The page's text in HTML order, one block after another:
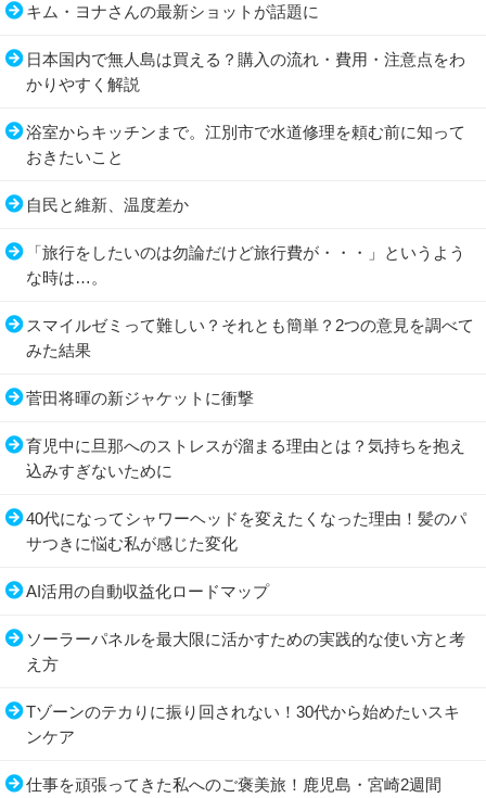
キム・ヨナさんの最新ショットが話題に
日本国内で無人島は買える？購入の流れ・費用・注意点をわ
かりやすく解説
浴室からキッチンまで。江別市で水道修理を頼む前に知って
おきたいこと
自民と維新、温度差か
「旅行をしたいのは勿論だけど旅行費が・・・」というよう
な時は…。
スマイルゼミって難しい？それとも簡単？2つの意見を調べて
みた結果
菅田将暉の新ジャケットに衝撃
育児中に旦那へのストレスが溜まる理由とは？気持ちを抱え
込みすぎないために
40代になってシャワーヘッドを変えたくなった理由！髪のパ
サつきに悩む私が感じた変化
AI活用の自動収益化ロードマップ
ソーラーパネルを最大限に活かすための実践的な使い方と考
え方
Tゾーンのテカりに振り回されない！30代から始めたいスキ
ンケア
仕事を頑張ってきた私へのご褒美旅！鹿児島・宮崎2週間